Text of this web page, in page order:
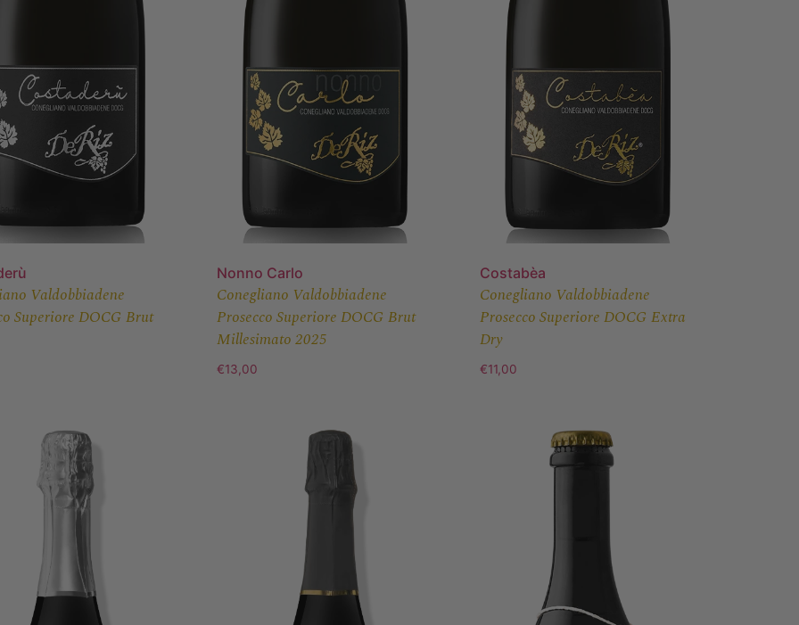
Valdobbiadene
Superiore DOCG Brut
Nonno Carlo
Conegliano Valdobbiadene
Prosecco Superiore DOCG Brut
Millesimato 2025
€13,00
Costabèa
Conegliano Valdobbiadene
Prosecco Superiore DOCG Extra
Dry
€11,00